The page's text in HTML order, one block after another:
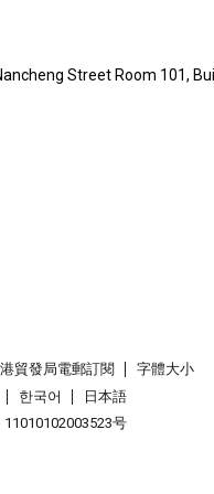
Street Room 101,
貿發局電郵訂閱
字體大小
한국어
日本語
号